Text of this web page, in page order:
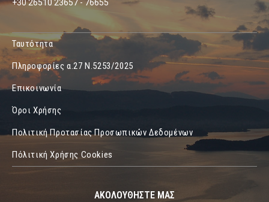
+30 26510 23657 - 76655
Ταυτότητα
Πληροφορίες α.27 Ν.5253/2025
Επικοινωνία
Όροι Χρήσης
Πολιτική Προτασίας Προσωπικών Δεδομένων
Πόλιτική Χρήσης Cookies
ΑΚΟΛΟΥΘΗΣΤΕ ΜΑΣ